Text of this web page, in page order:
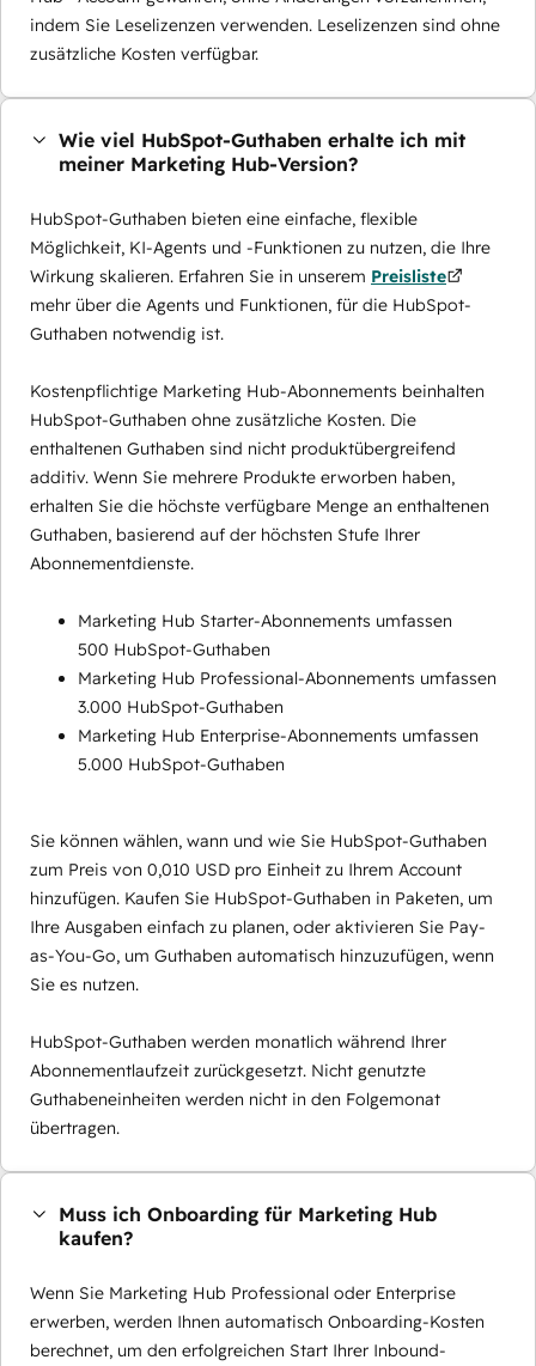
indem Sie Leselizenzen verwenden. Leselizenzen sind ohne
zusätzliche Kosten verfügbar.
Wie viel HubSpot-Guthaben erhalte ich mit
meiner Marketing Hub-Version?
HubSpot-Guthaben bieten eine einfache, flexible
Möglichkeit, KI-Agents und -Funktionen zu nutzen, die Ihre
Wirkung skalieren. Erfahren Sie in unserem Preisliste
mehr über die Agents und Funktionen, für die HubSpot-
Guthaben notwendig ist.
Kostenpflichtige Marketing Hub-Abonnements beinhalten
HubSpot-Guthaben ohne zusätzliche Kosten. Die
enthaltenen Guthaben sind nicht produktübergreifend
additiv. Wenn Sie mehrere Produkte erworben haben,
erhalten Sie die höchste verfügbare Menge an enthaltenen
Guthaben, basierend auf der höchsten Stufe Ihrer
Abonnementdienste.
Marketing Hub Starter-Abonnements umfassen
500 HubSpot-Guthaben
Marketing Hub Professional-Abonnements umfassen
3.000 HubSpot-Guthaben
Marketing Hub Enterprise-Abonnements umfassen
5.000 HubSpot-Guthaben
Sie können wählen, wann und wie Sie HubSpot-Guthaben
zum Preis von 0,010 USD pro Einheit zu Ihrem Account
hinzufügen. Kaufen Sie HubSpot-Guthaben in Paketen, um
Ihre Ausgaben einfach zu planen, oder aktivieren Sie Pay-
as-You-Go, um Guthaben automatisch hinzuzufügen, wenn
Sie es nutzen.
HubSpot-Guthaben werden monatlich während Ihrer
Abonnementlaufzeit zurückgesetzt. Nicht genutzte
Guthabeneinheiten werden nicht in den Folgemonat
übertragen.
Muss ich Onboarding für Marketing Hub
kaufen?
Wenn Sie Marketing Hub Professional oder Enterprise
erwerben, werden Ihnen automatisch Onboarding-Kosten
berechnet, um den erfolgreichen Start Ihrer Inbound-